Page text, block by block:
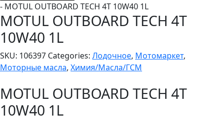
- MOTUL OUTBOARD TECH 4T 10W40 1L
MOTUL OUTBOARD TECH 4T
10W40 1L
SKU: 106397 Categories: Лодочное, Мотомаркет,
Моторные масла, Химия/Масла/ГСМ
MOTUL OUTBOARD TECH 4T
10W40 1L